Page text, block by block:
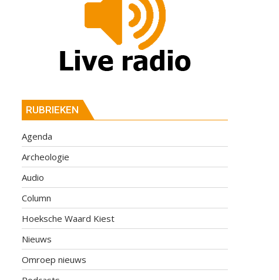
RUBRIEKEN
Agenda
Archeologie
Audio
Column
Hoeksche Waard Kiest
Nieuws
Omroep nieuws